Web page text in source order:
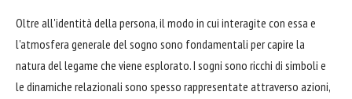
Oltre all'identità della persona, il modo in cui interagite con essa e
l'atmosfera generale del sogno sono fondamentali per capire la
natura del legame che viene esplorato. I sogni sono ricchi di simboli e
le dinamiche relazionali sono spesso rappresentate attraverso azioni,